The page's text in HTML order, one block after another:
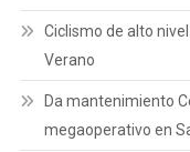
Ciclismo de alto
Verano
Da mantenimiento
megaoperativo en